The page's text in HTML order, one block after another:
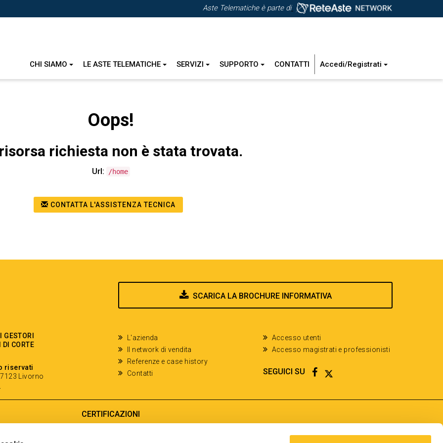
Aste Telematiche è parte di
CHI SIAMO LE ASTE TELEMATICHE SERVIZI SUPPORTO CONTATTI Accedi/Registrati
Oops!
richiesta non è stata trovata.
Url: /home
CONTATTA L'ASSISTENZA TECNICA
SCARICA LA BROCHURE INFORMATIVA
DI CORTE
riservati
Livorno
L'azienda
Il network di vendita
Referenze e case history
Contatti
Accesso utenti
Accesso magistrati e professionisti
SEGUICI SU FACEBOOK
TWITTER
CERTIFICAZIONI